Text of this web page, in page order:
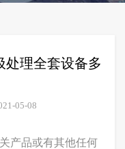
处理全套设备多
05-08
产品或有其他任何